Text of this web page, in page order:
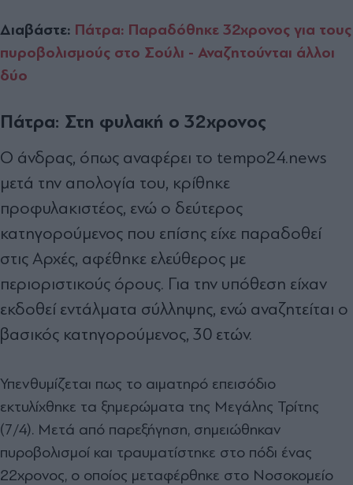
Διαβάστε: Πάτρα: Παραδόθηκε 32χρονος για τους
πυροβολισμούς στο Σούλι - Αναζητούνται άλλοι
δύο
Πάτρα: Στη φυλακή ο 32χρονος
Ο άνδρας, όπως αναφέρει το tempo24.news
μετά την απολογία του, κρίθηκε
προφυλακιστέος, ενώ ο δεύτερος
κατηγορούμενος που επίσης είχε παραδοθεί
στις Αρχές, αφέθηκε ελεύθερος με
περιοριστικούς όρους. Για την υπόθεση είχαν
εκδοθεί εντάλματα σύλληψης, ενώ αναζητείται ο
βασικός κατηγορούμενος, 30 ετών.
Υπενθυμίζεται πως το αιματηρό επεισόδιο
εκτυλίχθηκε τα ξημερώματα της Μεγάλης Τρίτης
(7/4). Μετά από παρεξήγηση, σημειώθηκαν
πυροβολισμοί και τραυματίστηκε στο πόδι ένας
22χρονος, ο οποίος μεταφέρθηκε στο Νοσοκομείο